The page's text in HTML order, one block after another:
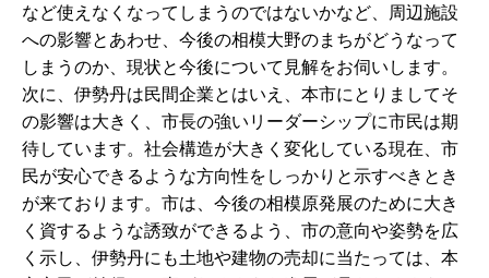
など使えなくなってしまうのではないかなど、周辺施設
への影響とあわせ、今後の相模大野のまちがどうなって
しまうのか、現状と今後について見解をお伺いします。
次に、伊勢丹は民間企業とはいえ、本市にとりましてそ
の影響は大きく、市長の強いリーダーシップに市民は期
待しています。社会構造が大きく変化している現在、市
民が安心できるような方向性をしっかりと示すべきとき
が来ております。市は、今後の相模原発展のために大き
く資するような誘致ができるよう、市の意向や姿勢を広
く示し、伊勢丹にも土地や建物の売却に当たっては、本